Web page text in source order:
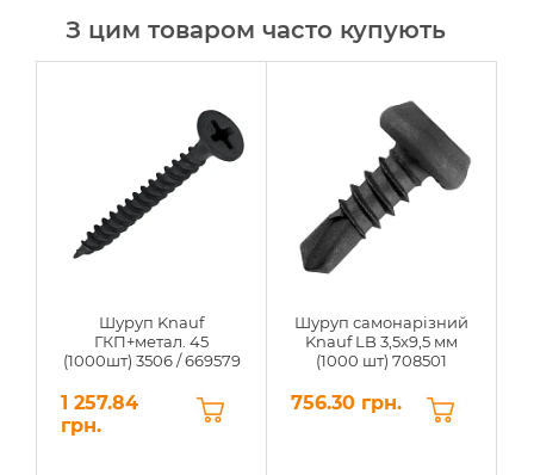
З цим товаром часто купують
Шуруп Knauf
ГКП+метал. 45
(1000шт) 3506 / 669579
1 257.84
грн.
Шуруп самонарізний
Knauf LB 3,5х9,5 мм
(1000 шт) 708501
756.30 грн.